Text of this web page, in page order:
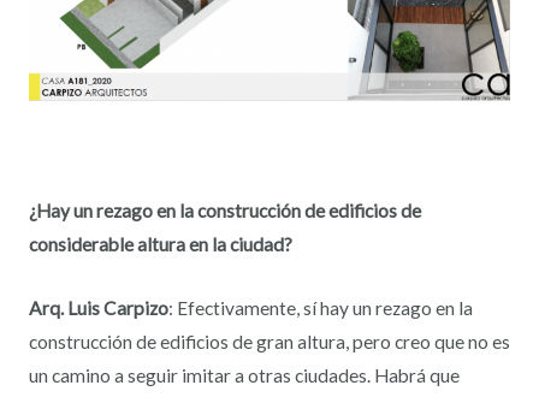
¿Hay un rezago en la construcción de edificios de
considerable altura en la ciudad?
Arq. Luis Carpizo: Efectivamente, sí hay un rezago en la
construcción de edificios de gran altura, pero creo que no es
un camino a seguir imitar a otras ciudades. Habrá que